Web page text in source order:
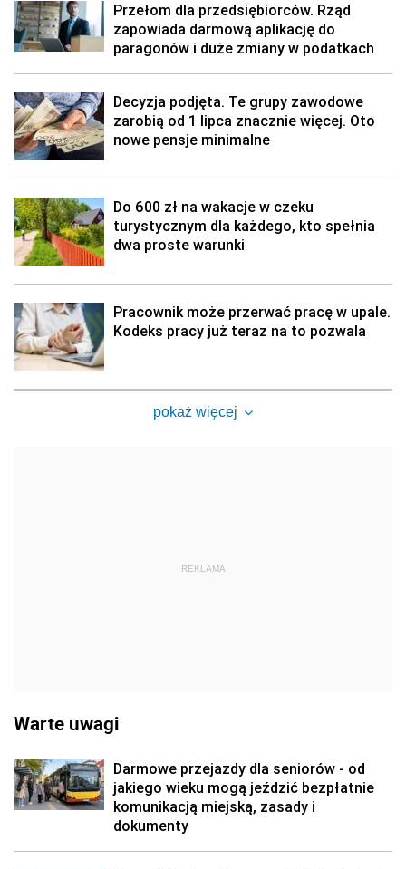
Przełom dla przedsiębiorców. Rząd
zapowiada darmową aplikację do
paragonów i duże zmiany w podatkach
Decyzja podjęta. Te grupy zawodowe
zarobią od 1 lipca znacznie więcej. Oto
nowe pensje minimalne
Do 600 zł na wakacje w czeku
turystycznym dla każdego, kto spełnia
dwa proste warunki
Pracownik może przerwać pracę w upale.
Kodeks pracy już teraz na to pozwala
pokaż więcej
REKLAMA
Warte uwagi
Darmowe przejazdy dla seniorów - od
jakiego wieku mogą jeździć bezpłatnie
komunikacją miejską, zasady i
dokumenty